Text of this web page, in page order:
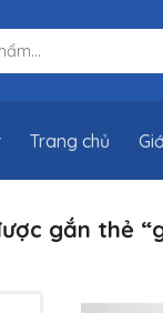
Trang chủ
gắn thẻ